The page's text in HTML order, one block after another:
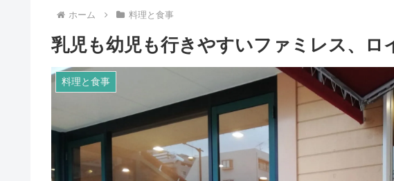
ホーム 料理と食事
乳児も幼児も行きやすいファミレス、ロ
料理と食事